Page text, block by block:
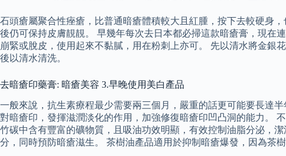
石頭瘡屬聚合性痤瘡，比普通暗瘡體積較大且紅腫，按下去較硬身
後仍可保持皮膚靚靚。 早幾年每次去日本都必掃這款暗瘡膏，現在
崩緊或脫皮，使用起來不黏膩，用在粉刺上亦可。 先以清水將金銀
後以清水清洗。
去暗瘡印藥膏: 暗瘡美容 3.早晚使用美白產品
一般來說，抗生素療程最少需要兩三個月，嚴重的話更可能要長達
對暗瘡印，發揮滋潤淡化的作用，加強修復暗瘡印凹凸洞的能力。
竹碳中含有豐富的礦物質，且吸油功效明顯，有效控制油脂分泌，
分，同時預防暗瘡滋生。 茶樹油產品適用於抑制暗瘡爆發，因為茶